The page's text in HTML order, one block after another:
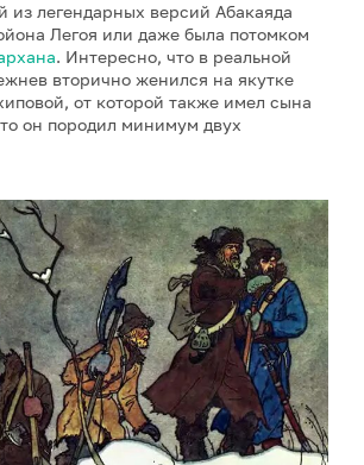
из легендарных версий Абакаяда
Легоя или даже была потомком
. Интересно, что в реальной
вторично женился на якутке
от которой также имел сына
он породил минимум двух